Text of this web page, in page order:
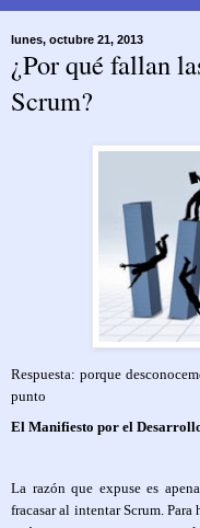
lunes, octubre 21, 2013
¿Por qué fallan
Scrum?
Respuesta: porque
punto
El Manifiesto por el
La razón que expuse es
fracasar al intentar Scrum. Para